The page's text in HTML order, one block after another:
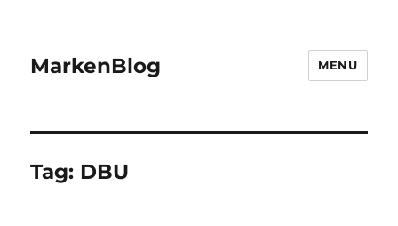
MarkenBlog MENU
Tag: DBU